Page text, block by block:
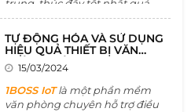
trung, thúc đẩy tốt nhất quá
trình ký kết hợp đồng. Với các
tính năng về quản lý danh sách
khách hàng , quản lý chiến dịch
tiếp thị,.. giúp doanh nghiệp
tăng cường quan hệ và tương
tác với khách hàng một cách
chuyên nghiệp và hiệu quả.
TỰ ĐỘNG HÓA VÀ SỬ DỤNG
HIỆU QUẢ THIẾT BỊ VĂN
PHÒNG VỚI BOSS IoT
15/03/2024
1BOSS IoTlà một phần mềm
văn phòng chuyên hỗ trợ điều